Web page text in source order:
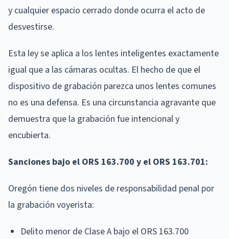
y cualquier espacio cerrado donde ocurra el acto de
desvestirse.
Esta ley se aplica a los lentes inteligentes exactamente
igual que a las cámaras ocultas. El hecho de que el
dispositivo de grabación parezca unos lentes comunes
no es una defensa. Es una circunstancia agravante que
demuestra que la grabación fue intencional y
encubierta.
Sanciones bajo el ORS 163.700 y el ORS 163.701:
Oregón tiene dos niveles de responsabilidad penal por
la grabación voyerista:
Delito menor de Clase A bajo el ORS 163.700